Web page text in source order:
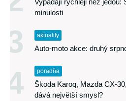
Vypadají rychleji než jedou:
minulosti
3 aktuality
Auto-moto akce: druhý
4 poradňa
Škoda Karoq, Mazda CX-
dává největší smysl?